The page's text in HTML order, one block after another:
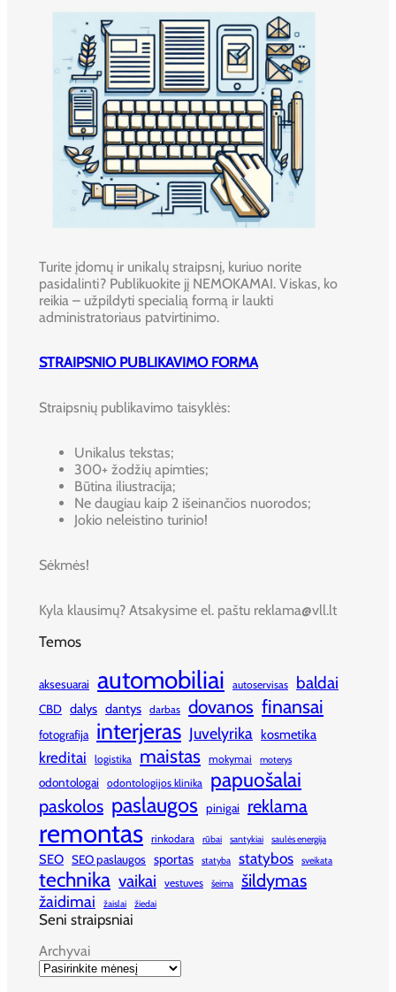
Turite įdomų ir unikalų straipsnį, kuriuo norite
pasidalinti? Publikuokite jį NEMOKAMAI. Viskas, ko
reikia – užpildyti specialią formą ir laukti
administratoriaus patvirtinimo.
STRAIPSNIO PUBLIKAVIMO FORMA
Straipsnių publikavimo taisyklės:
Unikalus tekstas;
300+ žodžių apimties;
Būtina iliustracija;
Ne daugiau kaip 2 išeinančios nuorodos;
Jokio neleistino turinio!
Sėkmės!
Kyla klausimų? Atsakysime el. paštu reklama@vll.lt
Temos
aksesuarai automobiliai autoservisas baldai
CBD dalys dantys darbas dovanos finansai
fotografija interjeras Juvelyrika kosmetika
kreditai logistika maistas mokymai moterys
odontologai odontologijos klinika papuošalai
paskolos paslaugos pinigai reklama
remontas rinkodara rūbai santykiai saulės energija
SEO SEO paslaugos sportas statyba statybos sveikata
technika vaikai vestuves šeima šildymas
žaidimai žaislai žiedai
Seni straipsniai
Archyvai